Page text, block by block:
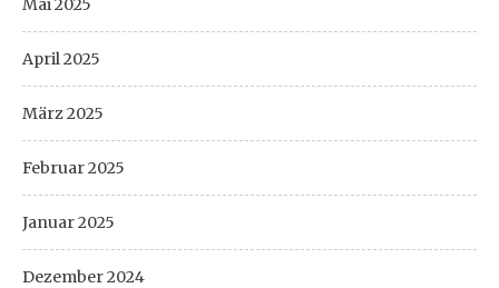
Mai 2025
April 2025
März 2025
Februar 2025
Januar 2025
Dezember 2024